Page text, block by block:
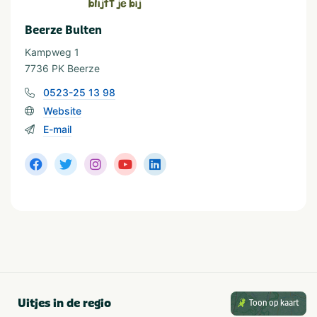
Kleuterbad/kleutergedeelte
Buitenzwembad
Recreatie
Animatie
Recreatie voor
volwassenen
Elektische fietsenverhuur
Tennisbaan
Wasdroger op camping
Kindersanitair
Beerze Bulten
Kampweg 1
7736 PK Beerze
0523-25 13 98
Website
E-mail
Uitjes in de regio Toon op kaart